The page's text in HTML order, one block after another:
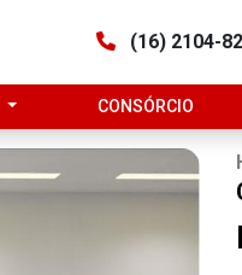
(16) 2104-
CONSÓRCIO